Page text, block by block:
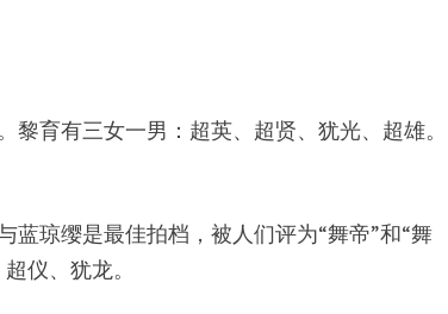
育有三女一男：超英、超贤、犹光、超雄。
琼缨是最佳拍档，被人们评为“舞帝”和“舞
仪、犹龙。